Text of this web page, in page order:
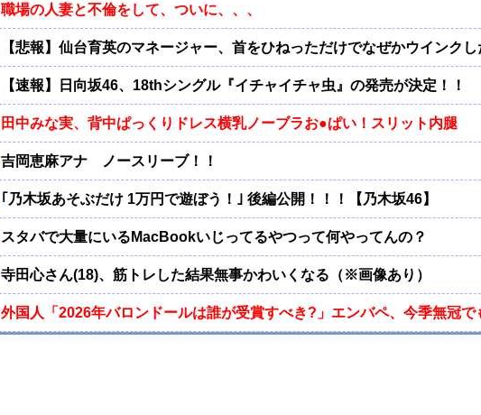
職場の人妻と不倫をして、ついに、、、
【悲報】仙台育英のマネージャー、首をひねっただけでなぜかウインク
【速報】日向坂46、18thシングル『イチャイチャ虫』の発売が決定！！
田中みな実、背中ぱっくりドレス横乳ノーブラお●ぱい！スリット内腿
吉岡恵麻アナ ノースリーブ！！
｢乃木坂あそぶだけ 1万円で遊ぼう！｣ 後編公開！！！【乃木坂46】
スタバで大量にいるMacBookいじってるやつって何やってんの？
寺田心さん(18)、筋トレした結果無事かわいくなる（※画像あり）
外国人「2026年バロンドールは誰が受賞すべき?」エンバペ、今季無冠